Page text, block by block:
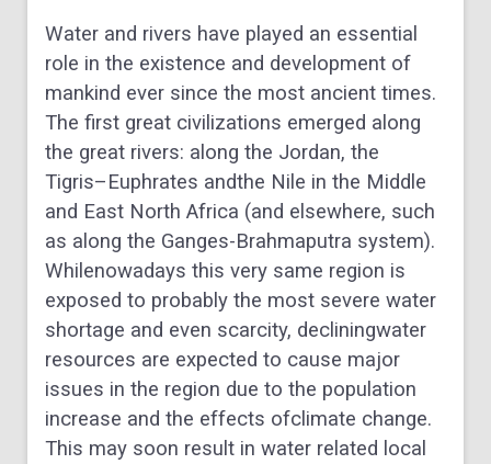
Water and rivers have played an essential
role in the existence and development of
mankind ever since the most ancient times.
The first great civilizations emerged along
the great rivers: along the Jordan, the
Tigris–Euphrates andthe Nile in the Middle
and East North Africa (and elsewhere, such
as along the Ganges-Brahmaputra system).
Whilenowadays this very same region is
exposed to probably the most severe water
shortage and even scarcity, decliningwater
resources are expected to cause major
issues in the region due to the population
increase and the effects ofclimate change.
This may soon result in water related local